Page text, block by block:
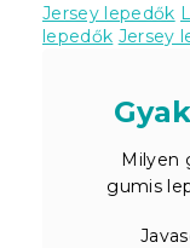
Jersey lepedők
lepedők Jersey
Milyen
gumis